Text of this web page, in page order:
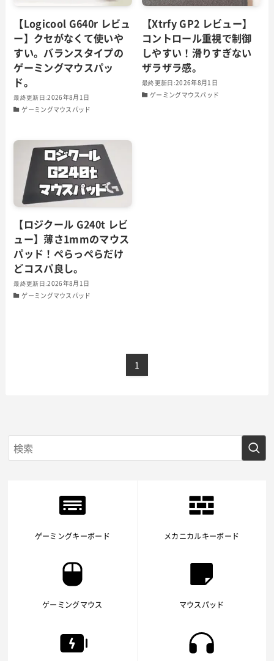
【Logicool G640r レビュ
ー】クセがなくて使いや
すい。バランスタイプの
ゲーミングマウスパッ
ド。
2026年8月1日
ゲーミングマウスパッド
【Xtrfy GP2 レビュー】
コントロール重視で制御
しやすい！滑りすぎない
ザラザラ感。
2026年8月1日
ゲーミングマウスパッド
【ロジクール G240t レビ
ュー】薄さ1mmのマウス
パッド！ぺらっぺらだけ
どコスパ良し。
2026年8月1日
ゲーミングマウスパッド
1
ゲーミングキーボード メカニカルキーボード
ゲーミングマウス マウスパッド